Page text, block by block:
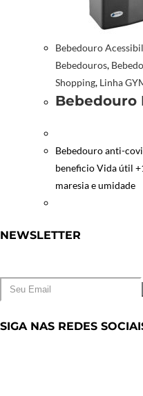
Bebedouro
Bebedouros,
Shopping, Linha
Bebedouro anti-
beneficio Vida útil
maresia e umidade
NEWSLETTER
SIGA NAS REDES